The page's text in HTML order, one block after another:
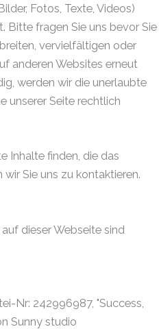
Fotos, Texte, Videos)
Bitte fragen Sie uns bevor Sie
vervielfältigen oder
anderen Websites erneut
werden wir die unerlaubte
unserer Seite rechtlich
Inhalte finden, die das
Sie uns zu kontaktieren.
dieser Webseite sind
Nr: 242996987, "Success,
Sunny studio